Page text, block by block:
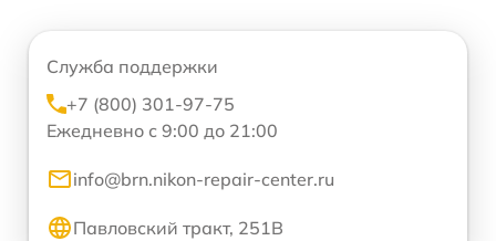
Служба поддержки
+7 (800) 301-97-75
Ежедневно с 9:00 до 21:00
info@brn.nikon-repair-center.ru
Павловский тракт, 251В